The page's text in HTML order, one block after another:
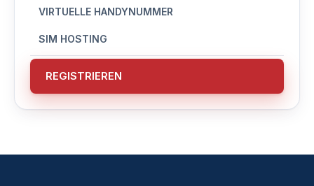
VIRTUELLE HANDYNUMMER
SIM HOSTING
REGISTRIEREN